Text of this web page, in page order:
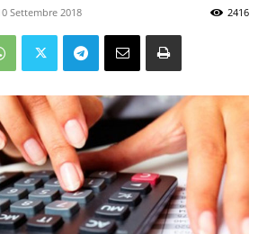
Settembre 2018 2416